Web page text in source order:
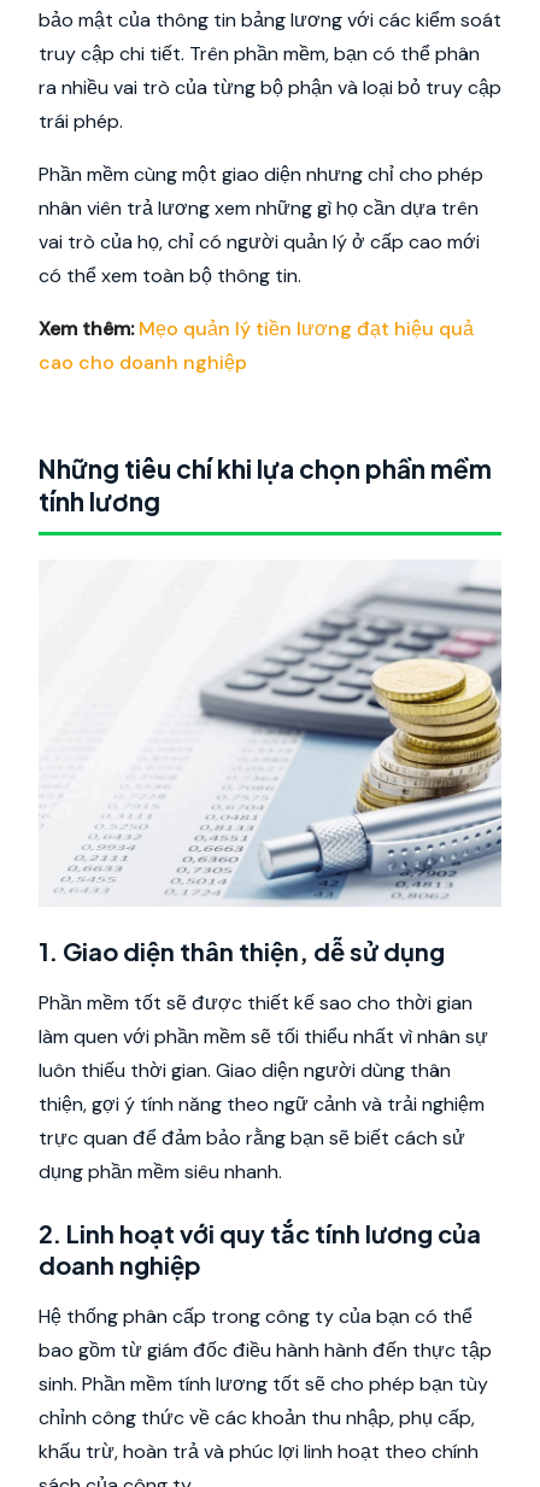
bảo mật của thông tin bảng lương với các kiểm soát
truy cập chi tiết. Trên phần mềm, bạn có thể phân
ra nhiều vai trò của từng bộ phận và loại bỏ truy cập
trái phép.
Phần mềm cùng một giao diện nhưng chỉ cho phép
nhân viên trả lương xem những gì họ cần dựa trên
vai trò của họ, chỉ có người quản lý ở cấp cao mới
có thể xem toàn bộ thông tin.
Xem thêm: Mẹo quản lý tiền lương đạt hiệu quả
cao cho doanh nghiệp
Những tiêu chí khi lựa chọn phần mềm
tính lương
1. Giao diện thân thiện, dễ sử dụng
Phần mềm tốt sẽ được thiết kế sao cho thời gian
làm quen với phần mềm sẽ tối thiểu nhất vì nhân sự
luôn thiếu thời gian. Giao diện người dùng thân
thiện, gợi ý tính năng theo ngữ cảnh và trải nghiệm
trực quan để đảm bảo rằng bạn sẽ biết cách sử
dụng phần mềm siêu nhanh.
2. Linh hoạt với quy tắc tính lương của
doanh nghiệp
Hệ thống phân cấp trong công ty của bạn có thể
bao gồm từ giám đốc điều hành hành đến thực tập
sinh. Phần mềm tính lương tốt sẽ cho phép bạn tùy
chỉnh công thức về các khoản thu nhập, phụ cấp,
khấu trừ, hoàn trả và phúc lợi linh hoạt theo chính